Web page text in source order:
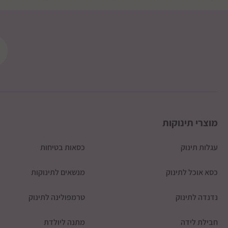
עיצוב: דמויות חיות צבעוניותמוצרי תינוקות
עגלות תינוק כסאות בטיחות
כסא אוכל לתינוק מנשאים לתינוקות
נדנדה לתינוק טרמפולינה לתינוק
חבילת לידה מתנה ליולדת